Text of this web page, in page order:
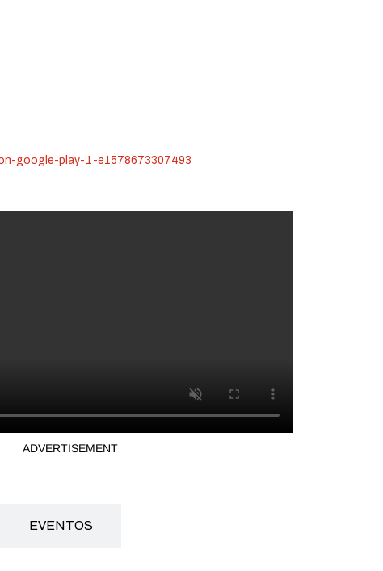
ADVERTISEMENT
EVENTOS